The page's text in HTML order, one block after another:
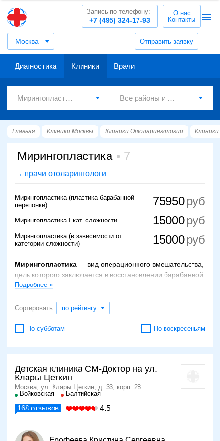
Москва Отправить заявку
+7 (495) 324-17-93
Запись по телефону:
О нас
Контакты
Диагностика Клиники Врачи
Главная Клиники Москвы Клиники Отоларингологии Клиники
Мирингопластика 7
→ врачи отоларингологи
Мирингопластика (пластика барабанной
перепонки)
75950
Мирингопластика I кат. сложности 15000
Мирингопластика (в зависимости от
категории сложности)
15000
Мирингопластика — вид операционного вмешательства,
цель которого заключается в восстановлении барабанной
перепонки, структура которой была нарушена вследствие
Барабанная перепонка — это непроницаемая тонкая
мембрана, являющаяся частью органа слуха,
неотъемлемым элементом в системе восприятия и
происходит при недолеченном гнойном отите. Она
обладает определенными способностями к регенерации,
тем не менее полноценное восстановление возможно
только под руководством врача-хирурга.
Основные показания
Процедура мирингопластики назначается при
Подробнее »
Сортировать: по рейтингу
По субботам По воскресеньям
Детская клиника СМ-Доктор на ул.
Клары Цеткин
Москва, ул. Клары Цеткин, д. 33, корп. 28
Войковская
Балтийская
168 отзывов 4.5